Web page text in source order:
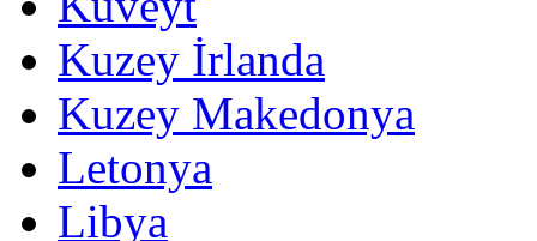
Kuzey İrlanda
Kuzey Makedonya
Letonya
Libya